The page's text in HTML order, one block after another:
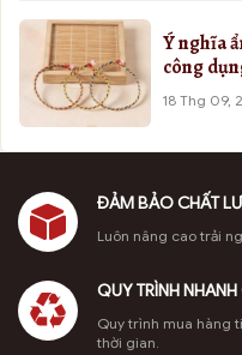
Ý nghĩa
công
18 Thg 09,
ĐẢM BẢO CHẤT
Luôn nâng cao trải
QUY TRÌNH
Quy trình mua hàng
thời gian.